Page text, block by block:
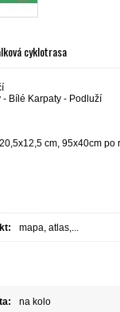
cyklotrasa
- Bílé Karpaty - Podluží
cm, 95x40cm
mapa, atlas,...
na kolo